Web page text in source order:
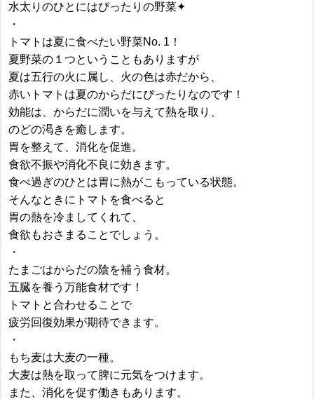
水太りのひとにはぴったりの野菜✦
・
トマトは夏に食べたい野菜No. 1！
夏野菜の１つということもありますが
夏は五行の火に属し、火の色は赤だから、
赤いトマトは夏のからだにぴったりなのです！
効能は、からだに潤いを与えて熱を取り、
のどの渇きを癒します。
胃を整えて、消化を促進。
食欲不振や消化不良に効きます。
食べ過ぎのひとは胃に熱がこもっている状態。
そんなときにトマトを食べると
胃の熱を冷ましてくれて、
食欲もおさまることでしょう。
・
たまごはからだの陰を補う食材。
五臓を養う万能食材です！
トマトと合わせることで
疲労回復効果が期待できます。
・
もち麦は大麦の一種。
大麦は熱を取って脾に元気をつけます。
また、消化を促す働きもあります。